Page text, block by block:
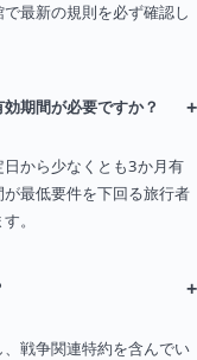
最新の規則を必ず確認し
期間が必要ですか？ +
から少なくとも3か月有
最低要件を下回る旅行者
。
+
戦争関連特約を含んでい